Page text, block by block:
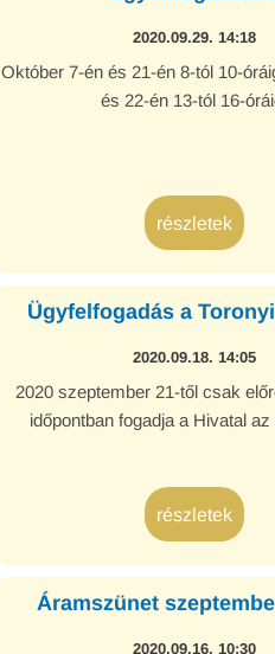
2020.09.29. 14:18
Október 7-én és 21-én 8-tól 10-
és 22-én 13-tól 16-
részletek
Ügyfelfogadás a
2020.09.18. 14:05
2020 szeptember 21-től csak
időpontban fogadja a Hivatal
részletek
Áramszünet
2020.09.16. 10:30